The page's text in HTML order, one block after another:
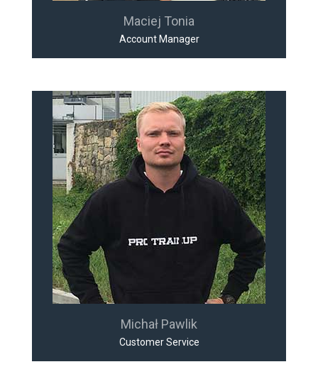
Maciej Tonia
Account Manager
Michał Pawlik
Customer Service